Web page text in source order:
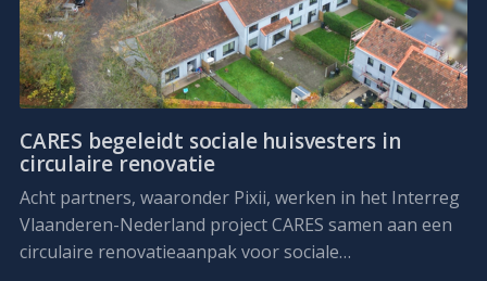
CARES begeleidt sociale huisvesters in
circulaire renovatie
Acht partners, waaronder Pixii, werken in het Interreg
Vlaanderen-Nederland project CARES samen aan een
circulaire renovatieaanpak voor sociale